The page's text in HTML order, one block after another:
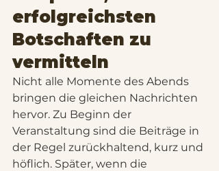
erfolgreichsten
Botschaften zu
vermitteln
Nicht alle Momente des Abends
bringen die gleichen Nachrichten
hervor. Zu Beginn der
Veranstaltung sind die Beiträge in
der Regel zurückhaltend, kurz und
höflich. Später, wenn die